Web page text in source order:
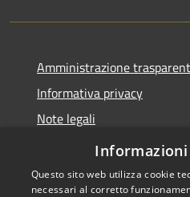
Amministrazione
Informativa privacy
Note legali
Dichiarazione di accessibilità
Questo sito web utilizza cookie
necessari al corretto